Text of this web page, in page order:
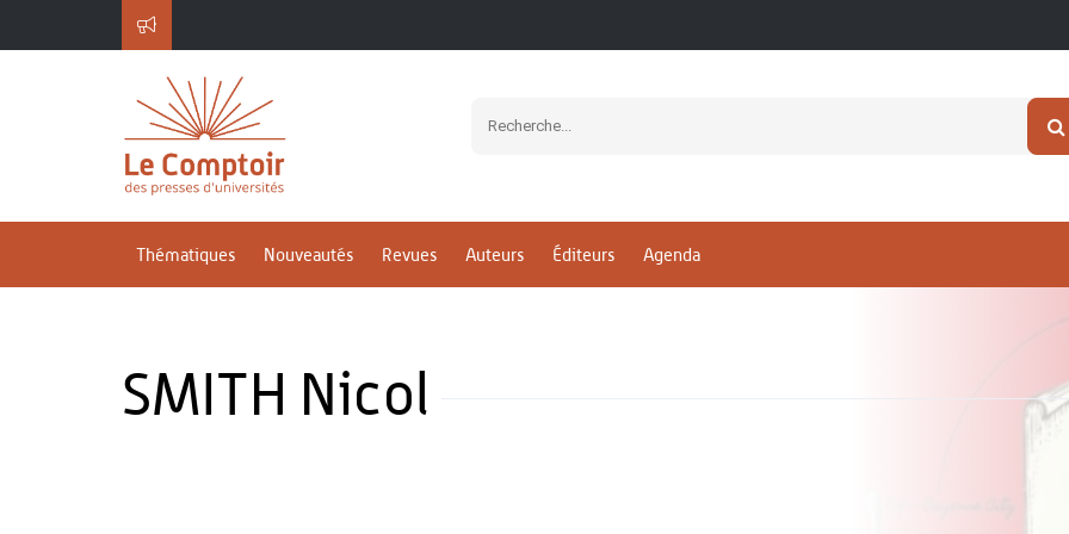
Thématiques Nouveautés Revues Auteurs Éditeurs Agenda
SMITH Nicol